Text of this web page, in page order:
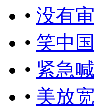
• 没有
• 笑中
• 紧急
• 美放